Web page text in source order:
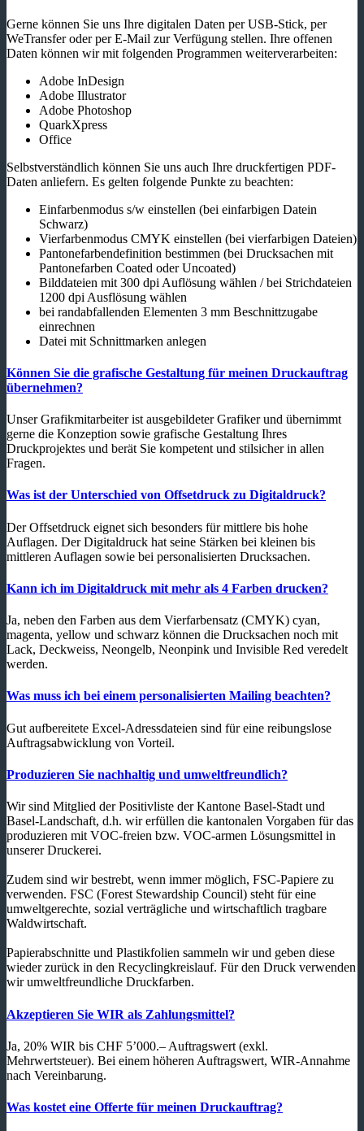
Gerne können Sie uns Ihre digitalen Daten per USB-Stick, per
WeTransfer oder per E-Mail zur Verfügung stellen. Ihre offenen
Daten können wir mit folgenden Programmen weiterverarbeiten:
Adobe InDesign
Adobe Illustrator
Adobe Photoshop
QuarkXpress
Office
Selbstverständlich können Sie uns auch Ihre druckfertigen PDF-
Daten anliefern. Es gelten folgende Punkte zu beachten:
Einfarbenmodus s/w einstellen (bei einfarbigen Datein
Schwarz)
Vierfarbenmodus CMYK einstellen (bei vierfarbigen Dateien)
Pantonefarbendefinition bestimmen (bei Drucksachen mit
Pantonefarben Coated oder Uncoated)
Bilddateien mit 300 dpi Auflösung wählen / bei Strichdateien
1200 dpi Ausflösung wählen
bei randabfallenden Elementen 3 mm Beschnittzugabe
einrechnen
Datei mit Schnittmarken anlegen
Können Sie die grafische Gestaltung für meinen Druckauftrag
übernehmen?
Unser Grafikmitarbeiter ist ausgebildeter Grafiker und übernimmt
gerne die Konzeption sowie grafische Gestaltung Ihres
Druckprojektes und berät Sie kompetent und stilsicher in allen
Fragen.
Was ist der Unterschied von Offsetdruck zu Digitaldruck?
Der Offsetdruck eignet sich besonders für mittlere bis hohe
Auflagen. Der Digitaldruck hat seine Stärken bei kleinen bis
mittleren Auflagen sowie bei personalisierten Drucksachen.
Kann ich im Digitaldruck mit mehr als 4 Farben drucken?
Ja, neben den Farben aus dem Vierfarbensatz (CMYK) cyan,
magenta, yellow und schwarz können die Drucksachen noch mit
Lack, Deckweiss, Neongelb, Neonpink und Invisible Red veredelt
werden.
Was muss ich bei einem personalisierten Mailing beachten?
Gut aufbereitete Excel-Adressdateien sind für eine reibungslose
Auftragsabwicklung von Vorteil.
Produzieren Sie nachhaltig und umweltfreundlich?
Wir sind Mitglied der Positivliste der Kantone Basel-Stadt und
Basel-Landschaft, d.h. wir erfüllen die kantonalen Vorgaben für das
produzieren mit VOC-freien bzw. VOC-armen Lösungsmittel in
unserer Druckerei.
Zudem sind wir bestrebt, wenn immer möglich, FSC-Papiere zu
verwenden. FSC (Forest Stewardship Council) steht für eine
umweltgerechte, sozial verträgliche und wirtschaftlich tragbare
Waldwirtschaft.
Papierabschnitte und Plastikfolien sammeln wir und geben diese
wieder zurück in den Recyclingkreislauf. Für den Druck verwenden
wir umweltfreundliche Druckfarben.
Akzeptieren Sie WIR als Zahlungsmittel?
Ja, 20% WIR bis CHF 5’000.– Auftragswert (exkl.
Mehrwertsteuer). Bei einem höheren Auftragswert, WIR-Annahme
nach Vereinbarung.
Was kostet eine Offerte für meinen Druckauftrag?